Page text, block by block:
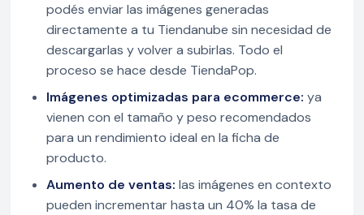
podés enviar las imágenes generadas
directamente a tu Tiendanube sin necesidad de
descargarlas y volver a subirlas. Todo el
proceso se hace desde TiendaPop.
Imágenes optimizadas para ecommerce: ya
vienen con el tamaño y peso recomendados
para un rendimiento ideal en la ficha de
producto.
Aumento de ventas: las imágenes en contexto
pueden incrementar hasta un 40% la tasa de